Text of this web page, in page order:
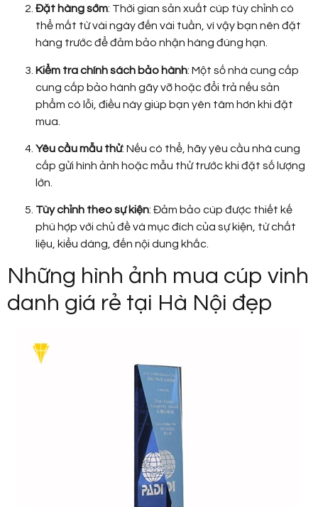
Đặt hàng sớm: Thời gian sản xuất cúp tùy chỉnh có
thể mất từ vài ngày đến vài tuần, vì vậy bạn nên đặt
hàng trước để đảm bảo nhận hàng đúng hạn.
Kiểm tra chính sách bảo hành: Một số nhà cung cấp
cung cấp bảo hành gãy vỡ hoặc đổi trả nếu sản
phẩm có lỗi, điều này giúp bạn yên tâm hơn khi đặt
mua.
Yêu cầu mẫu thử: Nếu có thể, hãy yêu cầu nhà cung
cấp gửi hình ảnh hoặc mẫu thử trước khi đặt số lượng
lớn.
Tùy chỉnh theo sự kiện: Đảm bảo cúp được thiết kế
phù hợp với chủ đề và mục đích của sự kiện, từ chất
liệu, kiểu dáng, đến nội dung khắc.
Những hình ảnh mua cúp vinh
danh giá rẻ tại Hà Nội đẹp